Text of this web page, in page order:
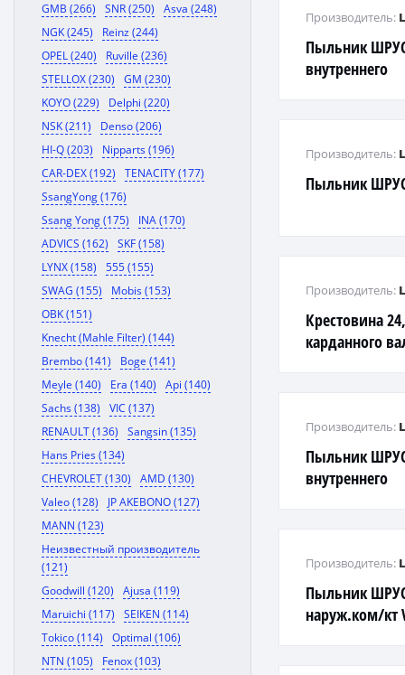
GMB (266)
SNR (250)
Asva (248)
NGK (245)
Reinz (244)
OPEL (240)
Ruville (236)
STELLOX (230)
GM (230)
KOYO (229)
Delphi (220)
NSK (211)
Denso (206)
HI-Q (203)
Nipparts (196)
CAR-DEX (192)
TENACITY (177)
SsangYong (176)
Ssang Yong (175)
INA (170)
ADVICS (162)
SKF (158)
LYNX (158)
555 (155)
SWAG (155)
Mobis (153)
OBK (151)
Knecht (Mahle Filter) (144)
Brembo (141)
Boge (141)
Meyle (140)
Era (140)
Api (140)
Sachs (138)
VIC (137)
RENAULT (136)
Sangsin (135)
Hans Pries (134)
CHEVROLET (130)
AMD (130)
Valeo (128)
JP AKEBONO (127)
MANN (123)
Неизвестный производитель
(121)
Goodwill (120)
Ajusa (119)
Maruichi (117)
SEIKEN (114)
Tokico (114)
Optimal (106)
NTN (105)
Fenox (103)
Пыльник
внутреннего
Производитель:
Пыльник
Производитель:
Крестовина
карданного
Производитель:
Пыльник
внутреннего
Производитель:
Пыльник
наруж.ком/кт
Производитель: